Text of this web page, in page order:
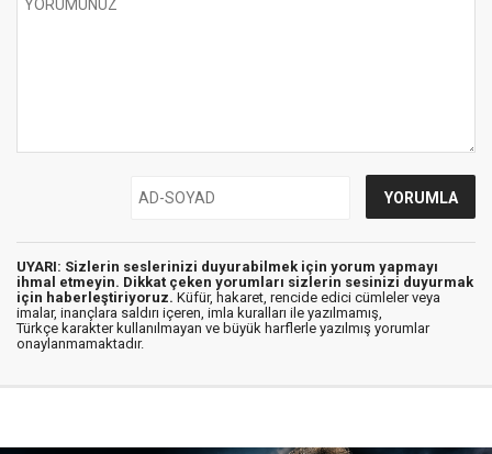
UYARI: Sizlerin seslerinizi duyurabilmek için yorum yapmayı
ihmal etmeyin. Dikkat çeken yorumları sizlerin sesinizi duyurmak
için haberleştiriyoruz. Küfür, hakaret, rencide edici cümleler veya
imalar, inançlara saldırı içeren, imla kuralları ile yazılmamış,
Türkçe karakter kullanılmayan ve büyük harflerle yazılmış yorumlar
onaylanmamaktadır.